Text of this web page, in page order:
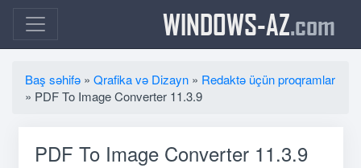
WINDOWS-AZ.com
Baş səhifə » Qrafika və Dizayn » Redaktə üçün proqramlar
» PDF To Image Converter 11.3.9
PDF To Image Converter 11.3.9